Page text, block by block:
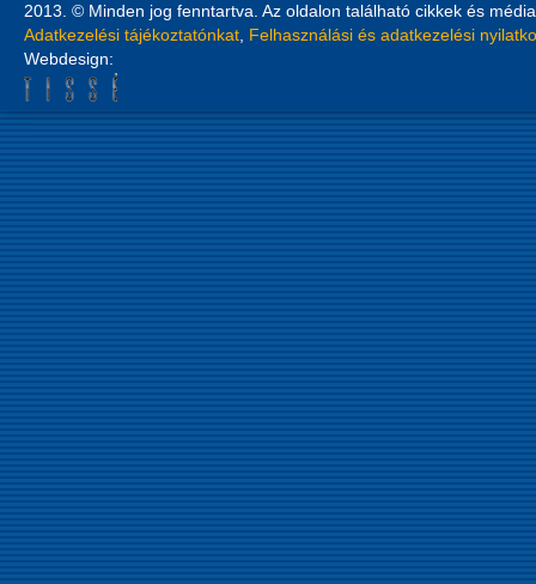
2013. © Minden jog fenntartva. Az oldalon található cikkek és
Adatkezelési tájékoztatónkat Felhasználási és adatkezelési
Webdesign: